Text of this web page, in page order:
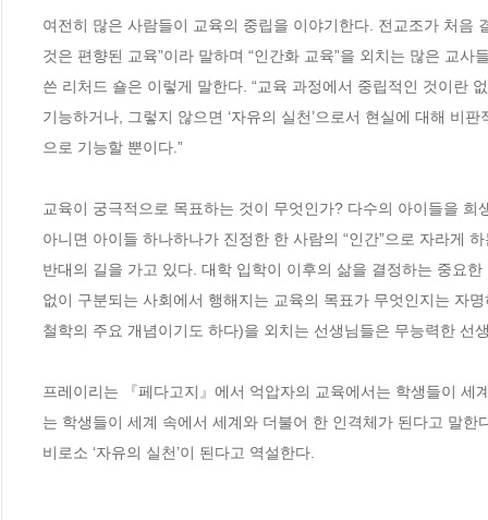
여전히 많은 사람들이 교육의 중립을 이야기한다. 전교조가 처음
것은 편향된 교육”이라 말하며 “인간화 교육”을 외치는 많은 교
쓴 리처드 숄은 이렇게 말한다. “교육 과정에서 중립적인 것이란
기능하거나, 그렇지 않으면 ‘자유의 실천’으로서 현실에 대해 비
으로 기능할 뿐이다.”
교육이 궁극적으로 목표하는 것이 무엇인가? 다수의 아이들을
아니면 아이들 하나하나가 진정한 한 사람의 “인간”으로 자라게
반대의 길을 가고 있다. 대학 입학이 이후의 삶을 결정하는 중요
없이 구분되는 사회에서 행해지는 교육의 목표가 무엇인지는 자
철학의 주요 개념이기도 하다)을 외치는 선생님들은 무능력한 선
프레이리는 『페다고지』에서 억압자의 교육에서는 학생들이
는 학생들이 세계 속에서 세계와 더불어 한 인격체가 된다고 말
비로소 ‘자유의 실천’이 된다고 역설한다.